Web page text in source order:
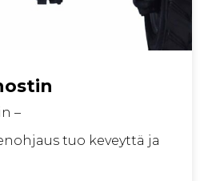
–
tuo keveyttä ja